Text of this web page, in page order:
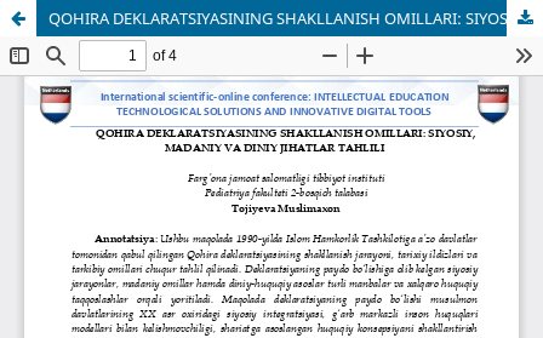
QOHIRA DEKLARATSIYASINING SHAKLLANISH OMILLARI: SIYOSIY, MADANIY VA DINIY JIHATLAR TAHLILI